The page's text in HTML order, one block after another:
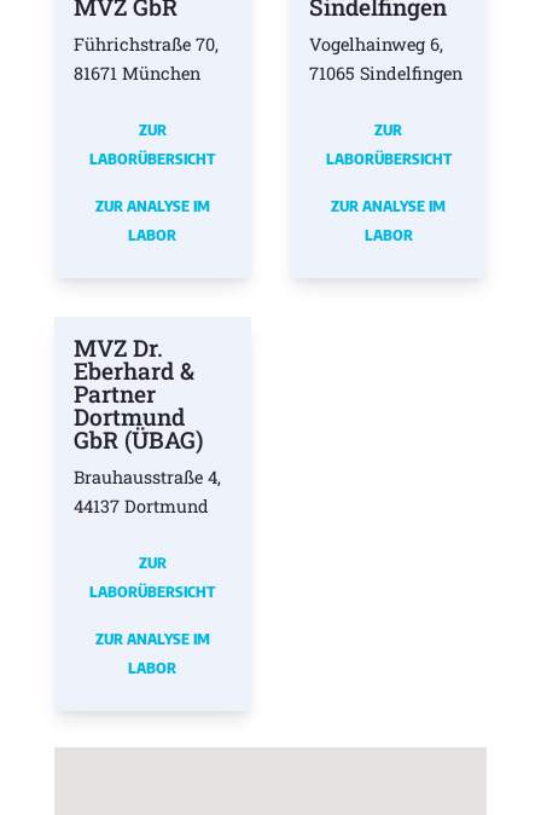
MVZ GbR
Führichstraße 70,
81671 München
ZUR
LABORÜBERSICHT
ZUR ANALYSE IM
LABOR
Sindelfingen
Vogelhainweg 6,
71065 Sindelfingen
ZUR
LABORÜBERSICHT
ZUR ANALYSE IM
LABOR
MVZ Dr.
Eberhard &
Partner
Dortmund
GbR (ÜBAG)
Brauhausstraße 4,
44137 Dortmund
ZUR
LABORÜBERSICHT
ZUR ANALYSE IM
LABOR